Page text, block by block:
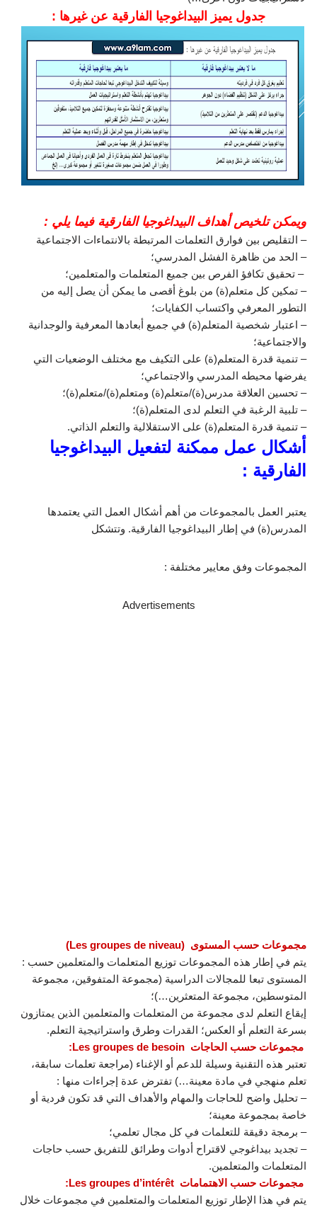
جدول يميز البيداغوجيا الفارقية عن غيرها :
ويمكن تلخيص أهداف البيداغوجيا الفارقية فيما يلي :
– التقليص بين فوارق التعلمات المرتبطة بالانتماءات الاجتماعية
– الحد من ظاهرة الفشل المدرسي؛
– تحقيق تكافؤ الفرص بين جميع المتعلمات والمتعلمين؛
– تمكين كل متعلم(ة) من بلوغ أقصى ما يمكن أن يصل إليه من
التطور المعرفي واكتساب الكفايات؛
– اعتبار شخصية المتعلم(ة) في جميع أبعادها المعرفية والوجدانية
والاجتماعية؛
– تنمية قدرة المتعلم(ة) على التكيف مع مختلف الوضعيات التي
يفرضها محيطه المدرسي والاجتماعي؛
– تحسين العلاقة مدرس(ة)/متعلم(ة) ومتعلم(ة)/متعلم(ة)؛
– تلبية الرغبة في التعلم لدى المتعلم(ة)؛
– تنمية قدرة المتعلم(ة) على الاستقلالية والتعلم الذاتي.
أشكال عمل ممكنة لتفعيل البيداغوجيا
الفارقية :
يعتبر العمل بالمجموعات من أهم أشكال العمل التي يعتمدها
المدرس(ة) في إطار البيداغوجيا الفارقية. وتتشكل
المجموعات وفق معايير مختلفة :
Advertisements
مجموعات حسب المستوى (Les groupes de niveau)
يتم في إطار هذه المجموعات توزيع المتعلمات والمتعلمين حسب :
المستوى تبعا للمجالات الدراسية (مجموعة المتفوقين، مجموعة
المتوسطين، مجموعة المتعثرين…)؛
إيقاع التعلم لدى مجموعة من المتعلمات والمتعلمين الذين يمتازون
بسرعة التعلم أو العكس؛ القدرات وطرق واستراتيجية التعلم.
مجموعات حسب الحاجات Les groupes de besoin:
تعتبر هذه التقنية وسيلة للدعم أو الإغناء (مراجعة تعلمات سابقة،
تعلم منهجي في مادة معينة…) تفترض عدة إجراءات منها :
– تحليل واضح للحاجات والمهام والأهداف التي قد تكون فردية أو
خاصة بمجموعة معينة؛
– برمجة دقيقة للتعلمات في كل مجال تعلمي؛
– تجديد بيداغوجي لاقتراح أدوات وطرائق للتفريق حسب حاجات
المتعلمات والمتعلمين.
مجموعات حسب الاهتمامات Les groupes d’intérêt
:
يتم في هذا الإطار توزيع المتعلمات والمتعلمين في مجموعات خلال